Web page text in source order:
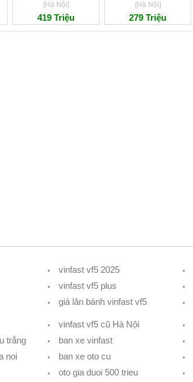
[Hà Nội]
419 Triệu
[Hà Nội]
279 Triệu
vinfast vf5 2025
vinfast vf5 plus
giá lăn bánh vinfast vf5
vinfast vf5 cũ Hà Nội
trắng
ban xe vinfast
noi
ban xe oto cu
oto gia duoi 500 trieu